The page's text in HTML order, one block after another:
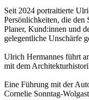
Seit 2024 portraitierte
Persönlichkeiten, die den
Planer, Kund:innen und
gelegentliche Unschärfe
Ulrich Hermannes führt
mit dem
Eine Führung mit der
Cornelie Sonntag-